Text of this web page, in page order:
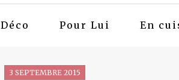
Déco Pour Lui En
3 SEPTEMBRE 2015